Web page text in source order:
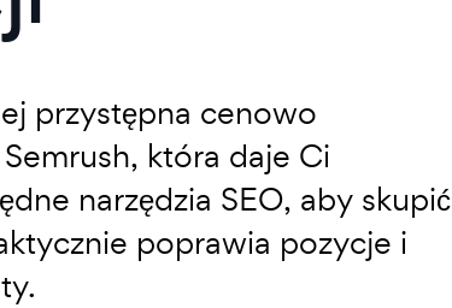
przystępna cenowo
która daje Ci
narzędzia SEO, aby skupić
poprawia pozycje i